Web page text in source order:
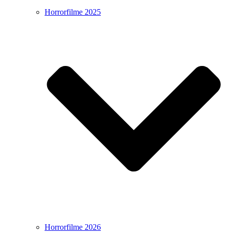
Horrorfilme 2025
Horrorfilme 2026